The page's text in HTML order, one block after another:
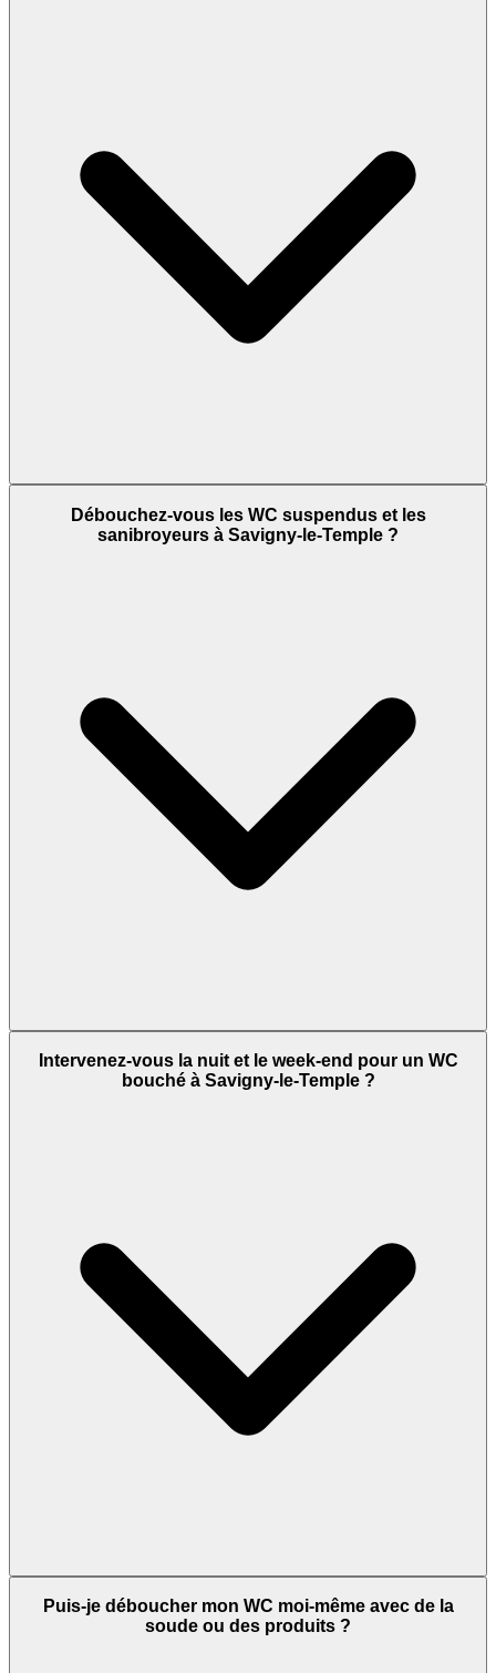
Débouchez-vous les WC suspendus et les
sanibroyeurs à Savigny-le-Temple ?
Intervenez-vous la nuit et le week-end pour un WC
bouché à Savigny-le-Temple ?
Puis-je déboucher mon WC moi-même avec de la
soude ou des produits ?